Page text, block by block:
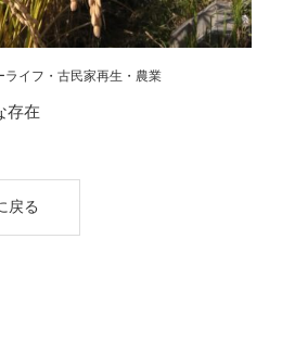
ライフ・古民家再生・農業
存在
戻る